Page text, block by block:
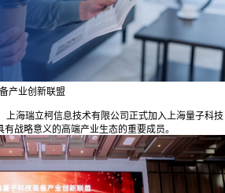
产业创新联盟
上海瑞立柯信息技术有限公司正式加入上海量子科技
战略意义的高端产业生态的重要成员。